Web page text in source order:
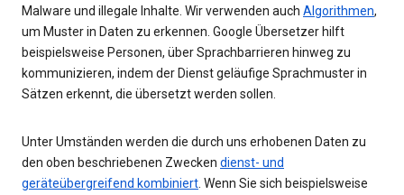
Malware und illegale Inhalte. Wir verwenden auch Algorithmen,
um Muster in Daten zu erkennen. Google Übersetzer hilft
beispielsweise Personen, über Sprachbarrieren hinweg zu
kommunizieren, indem der Dienst geläufige Sprachmuster in
Sätzen erkennt, die übersetzt werden sollen.
Unter Umständen werden die durch uns erhobenen Daten zu
den oben beschriebenen Zwecken dienst- und
geräteübergreifend kombiniert . Wenn Sie sich beispielsweise